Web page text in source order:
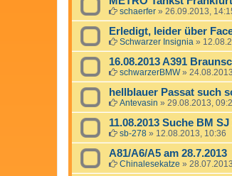
schaerfer » 26.09.2013,
Erledigt, leider über
Schwarzer Insignia »
16.08.2013 A391
schwarzerBMW»
hellblauer Passat such
Antevasin » 29.08.2013,
11.08.2013 Suche BM SJ
sb-278 » 12.08.2013, 10:36
A81/A6/A5 am 28.7.2013
Chinalesekatze »